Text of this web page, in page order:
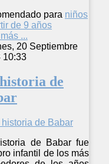
para niños
de 9 años
...
20 Septiembre
10:33
de
de Babar fue
infantil de los más